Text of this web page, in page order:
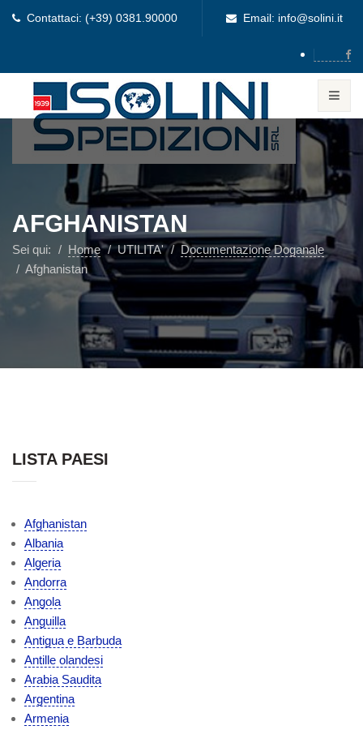
Contattaci: (+39) 0381.90000 Email: info@solini.it
AFGHANISTAN
Sei qui: Home UTILITA'
Documentazione Doganale
Afghanistan
LISTA PAESI
Afghanistan
Albania
Algeria
Andorra
Angola
Anguilla
Antigua e Barbuda
Antille olandesi
Arabia Saudita
Argentina
Armenia